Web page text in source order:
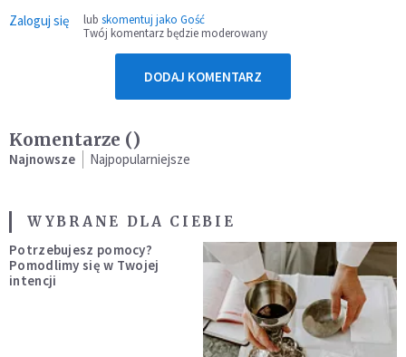
Zaloguj się lub skomentuj jako Gość
Twój komentarz będzie moderowany
DODAJ KOMENTARZ
Komentarze ()
Najnowsze Najpopularniejsze
WYBRANE DLA CIEBIE
Potrzebujesz pomocy?
Pomodlimy się w Twojej
intencji